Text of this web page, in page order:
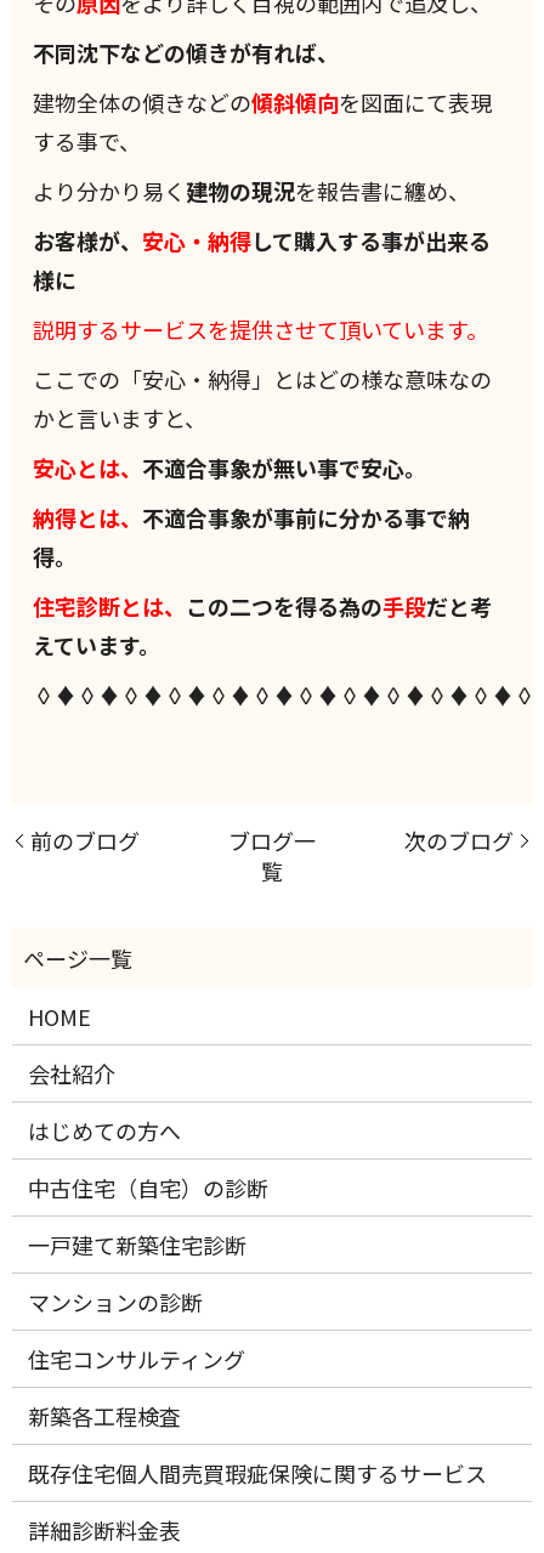
不同沈下などの傾きが有れば、
建物全体の傾きなどの傾斜傾向を図面にて表現
する事で、
より分かり易く 建物の現況を報告書に纏め、
お客様が、 安心・納得して購入する事が出来る
様に
説明するサービスを提供させて頂いています。
ここでの「安心・納得」とはどの様な意味なの
かと言いますと、
安心とは、 不適合事象が無い事で安心。
納得とは、 不適合事象が事前に分かる事で納
得。
住宅診断とは、 この二つを得る為の手段だと考
えています。
前のブログ
ブログ一
覧
次のブログ
HOME
会社紹介
はじめての方へ
中古住宅（自宅）の診断
一戸建て新築住宅診断
マンションの診断
住宅コンサルティング
新築各工程検査
既存住宅個人間売買瑕疵保険に関するサービス
詳細診断料金表